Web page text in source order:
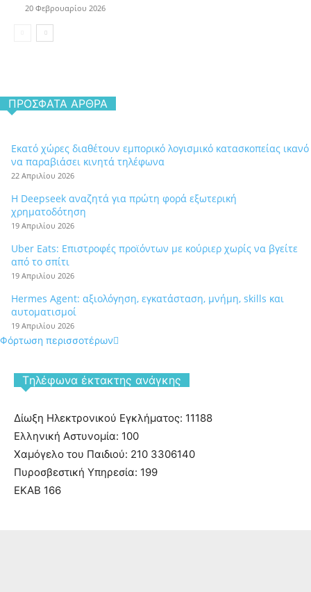
20 Φεβρουαρίου 2026
ΠΡΌΣΦΑΤΑ ΆΡΘΡΑ
Εκατό χώρες διαθέτουν εμπορικό λογισμικό κατασκοπείας ικανό
να παραβιάσει κινητά τηλέφωνα
22 Απριλίου 2026
Η Deepseek αναζητά για πρώτη φορά εξωτερική
χρηματοδότηση
19 Απριλίου 2026
Uber Eats: Επιστροφές προϊόντων με κούριερ χωρίς να βγείτε
από το σπίτι
19 Απριλίου 2026
Hermes Agent: αξιολόγηση, εγκατάσταση, μνήμη, skills και
αυτοματισμοί
19 Απριλίου 2026
Φόρτωση περισσοτέρων
Tηλέφωνα έκτακτης ανάγκης
Δίωξη Ηλεκτρονικού Εγκλήματος: 11188
Ελληνική Αστυνομία: 100
Χαμόγελο του Παιδιού: 210 3306140
Πυροσβεστική Υπηρεσία: 199
ΕΚΑΒ 166